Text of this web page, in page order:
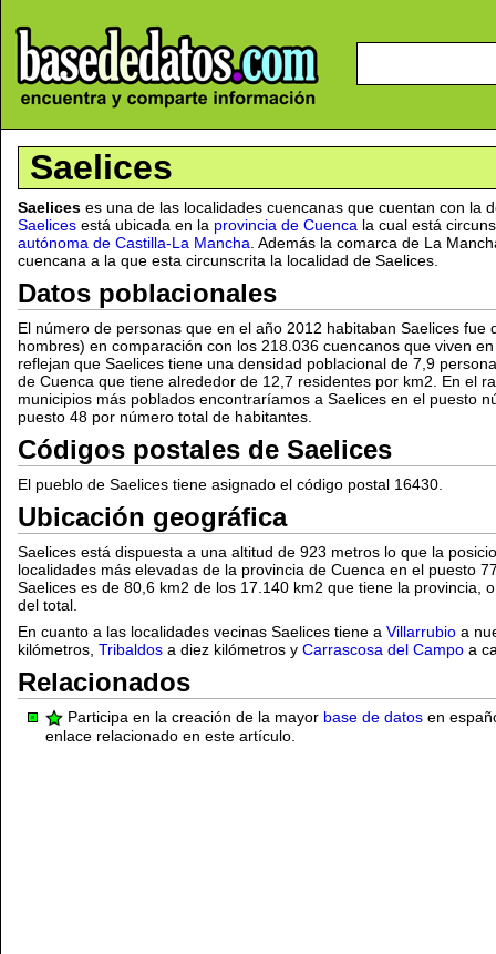
Saelices
Saelices es una de las localidades cuencanas que cuentan con la
Saelices está ubicada en la provincia de Cuenca la cual está
autónoma de Castilla-La Mancha . Además la comarca de La
cuencana a la que esta circunscrita la localidad de Saelices.
Datos poblacionales
El número de personas que en el año 2012 habitaban Saelices fue
hombres) en comparación con los 218.036 cuencanos que viven
reflejan que Saelices tiene una densidad poblacional de 7,9
de Cuenca que tiene alrededor de 12,7 residentes por km2. En el
municipios más poblados encontraríamos a Saelices en el puesto
puesto 48 por número total de habitantes.
Códigos postales de Saelices
El pueblo de Saelices tiene asignado el código postal 16430.
Ubicación geográfica
Saelices está dispuesta a una altitud de 923 metros lo que la
localidades más elevadas de la provincia de Cuenca en el puesto
Saelices es de 80,6 km2 de los 17.140 km2 que tiene la provincia,
del total.
En cuanto a las localidades vecinas Saelices tiene a Villarrubio a
kilómetros, Tribaldos a diez kilómetros y Carrascosa del Campo a
Relacionados
Participa en la creación de la mayor base de datos en
enlace relacionado en este artículo.